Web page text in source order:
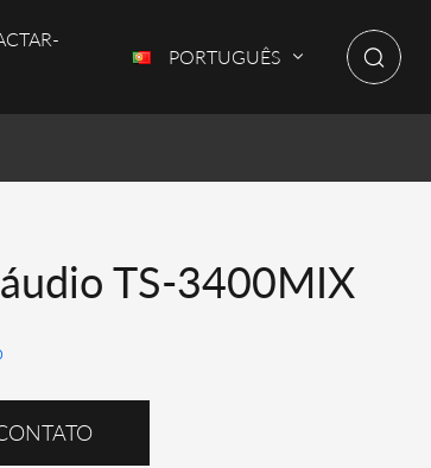
PORTUGUÊS
TS-3400MIX